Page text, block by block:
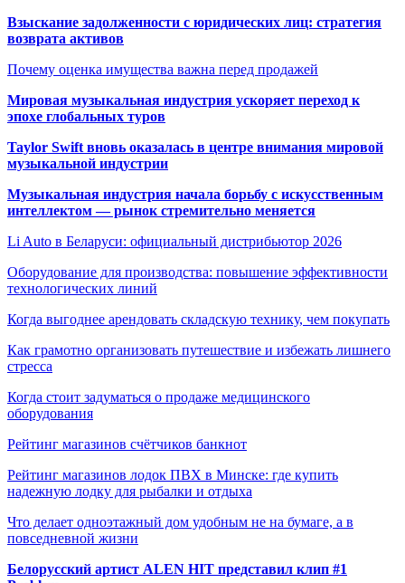
Взыскание задолженности с юридических лиц: стратегия
возврата активов
Почему оценка имущества важна перед продажей
Мировая музыкальная индустрия ускоряет переход к
эпохе глобальных туров
Taylor Swift вновь оказалась в центре внимания мировой
музыкальной индустрии
Музыкальная индустрия начала борьбу с искусственным
интеллектом — рынок стремительно меняется
Li Auto в Беларуси: официальный дистрибьютор 2026
Оборудование для производства: повышение эффективности
технологических линий
Когда выгоднее арендовать складскую технику, чем покупать
Как грамотно организовать путешествие и избежать лишнего
стресса
Когда стоит задуматься о продаже медицинского
оборудования
Рейтинг магазинов счётчиков банкнот
Рейтинг магазинов лодок ПВХ в Минске: где купить
надежную лодку для рыбалки и отдыха
Что делает одноэтажный дом удобным не на бумаге, а в
повседневной жизни
Белорусский артист ALEN HIT представил клип #1